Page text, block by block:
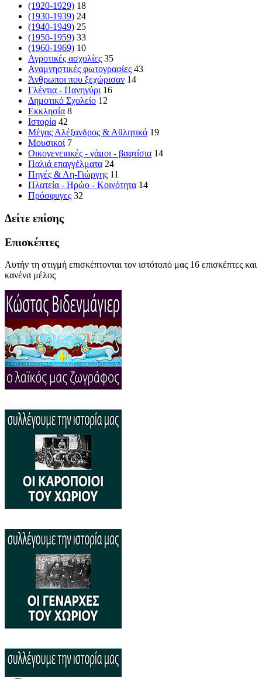
(1920-1929) 18
(1930-1939) 24
(1940-1949) 25
(1950-1959) 33
(1960-1969) 10
Αγροτικές ασχολίες 35
Αναμνηστικές φωτογραφίες 43
Άνθρωποι που ξεχώρισαν 14
Γλέντια - Πανηγύρι 16
Δημοτικό Σχολείο 12
Εκκλησία 8
Ιστορία 42
Μέγας Αλέξανδρος & Αθλητικά 19
Μουσικοί 7
Οικογενειακές - γάμοι - βαφτίσια 14
Παλιά επαγγέλματα 24
Πηγές & Αη-Γιώργης 11
Πλατεία - Ηρώο - Κοινότητα 14
Πρόσφυγες 32
Δείτε επίσης
Επισκέπτες
Αυτήν τη στιγμή επισκέπτονται τον ιστότοπό μας 16 επισκέπτες και
κανένα μέλος